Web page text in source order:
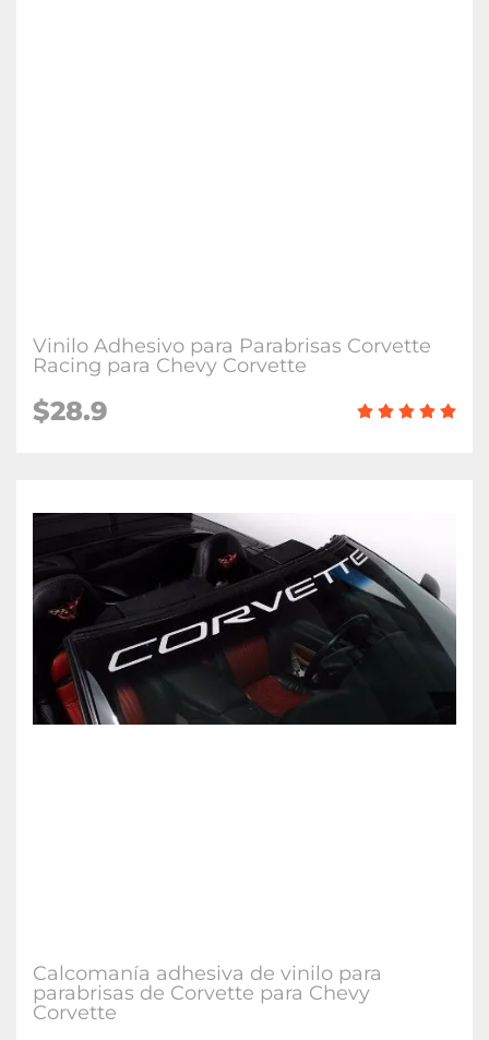
Vinilo Adhesivo para Parabrisas Corvette
Racing para Chevy Corvette
$28.9
Calcomanía adhesiva de vinilo para
parabrisas de Corvette para Chevy
Corvette